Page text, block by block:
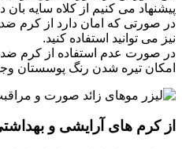
پیشنهاد می کنیم از کلاه سایه بان
در صورتی که امان دارد از کرم
نیز می توانید استفاده کنید.
در صورت عدم استفاده از کرم ضد
امکان تیره شدن رنگ پوسستان
از کرم های آرایشی و